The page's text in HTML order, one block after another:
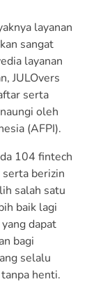
layanan
sangat
layanan
JULOvers
serta
oleh
(AFPI).
104 fintech
berizin
salah satu
baik lagi
dapat
bagi
selalu
henti.